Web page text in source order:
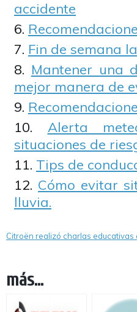
accidente
Fin de semana
Mantener una
mejor manera de
Alerta
situaciones de
Tips de
Cómo evitar
lluvia.
Citroën realizó charlas educativas
más...